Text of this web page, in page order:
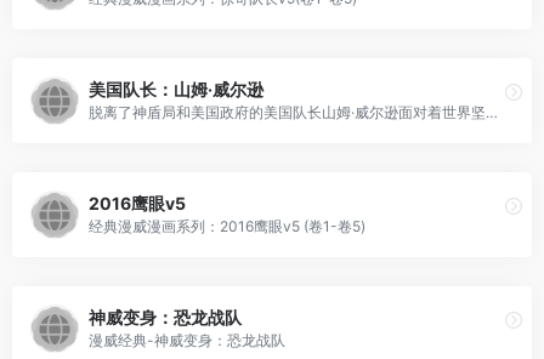
美国队长：山姆·威尔逊
脱离了神盾局和美国政府的美国队长山姆·威尔逊面对着世界坚定的宣布了自己的立场，而随之而来的却是更多的挫折与磨难，他将如何面对？
2016鹰眼v5
经典漫威漫画系列：2016鹰眼v5 (卷1-卷5)
神威变身：恐龙战队
漫威经典-神威变身：恐龙战队